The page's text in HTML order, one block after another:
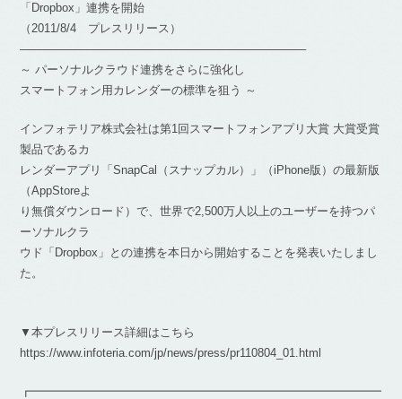
「Dropbox」連携を開始
（2011/8/4 プレスリリース）
————————————————————————–
～ パーソナルクラウド連携をさらに強化し
スマートフォン用カレンダーの標準を狙う ～
インフォテリア株式会社は第1回スマートフォンアプリ大賞 大賞受賞
製品であるカ
レンダーアプリ「SnapCal（スナップカル）」（iPhone版）の最新版
（AppStoreよ
り無償ダウンロード）で、世界で2,500万人以上のユーザーを持つパ
ーソナルクラ
ウド「Dropbox」との連携を本日から開始することを発表いたしまし
た。
▼本プレスリリース詳細はこちら
https://www.infoteria.com/jp/news/press/pr110804_01.html
┏━━━━━━━━━━━━━━━━━━━━━━━━━━━━━━